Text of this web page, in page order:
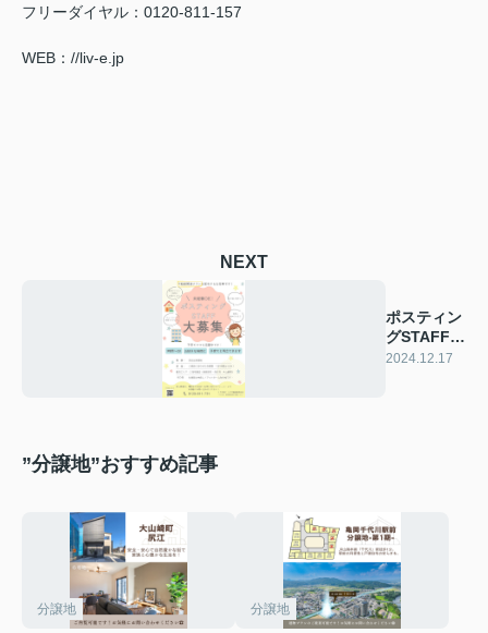
フリーダイヤル：0120-811-157
WEB：//liv-e.jp
NEXT
ポスティン
グSTAFF募
集
2024.12.17
”分譲地”おすすめ記事
分譲地 分譲地